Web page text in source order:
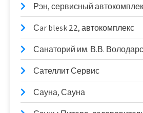
Рэн, сервисный
Сar blesk 22, автокомплекс
Санаторий им. В.В.
Сателлит Сервис
Сауна, Сауна